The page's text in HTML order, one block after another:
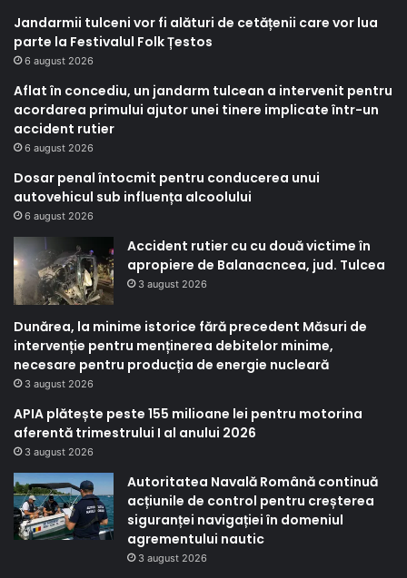
Jandarmii tulceni vor fi alături de cetățenii care vor lua
parte la Festivalul Folk Țestos
6 august 2026
Aflat în concediu, un jandarm tulcean a intervenit pentru
acordarea primului ajutor unei tinere implicate într-un
accident rutier
6 august 2026
Dosar penal întocmit pentru conducerea unui
autovehicul sub influența alcoolului
6 august 2026
Accident rutier cu cu două victime în
apropiere de Balanacncea, jud. Tulcea
3 august 2026
Dunărea, la minime istorice fără precedent Măsuri de
intervenție pentru menținerea debitelor minime,
necesare pentru producția de energie nucleară
3 august 2026
APIA plătește peste 155 milioane lei pentru motorina
aferentă trimestrului I al anului 2026
3 august 2026
Autoritatea Navală Română continuă
acțiunile de control pentru creșterea
siguranței navigației în domeniul
agrementului nautic
3 august 2026